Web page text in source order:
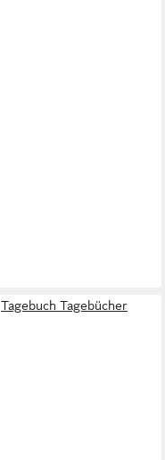
Tagebuch Tagebücher